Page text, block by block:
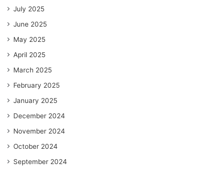
July 2025
June 2025
May 2025
April 2025
March 2025
February 2025
January 2025
December 2024
November 2024
October 2024
September 2024